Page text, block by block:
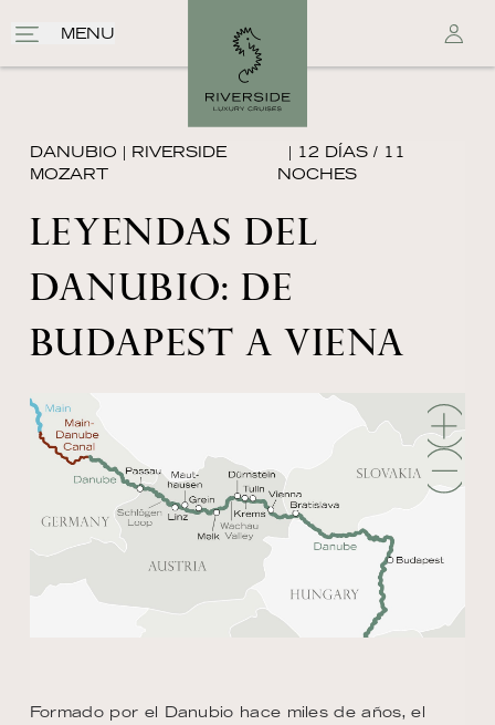
MENU
DANUBIO | RIVERSIDE
MOZART
| 12 DÍAS / 11
NOCHES
LEYENDAS DEL
DANUBIO: DE
BUDAPEST A VIENA
Formado por el Danubio hace miles de años, el